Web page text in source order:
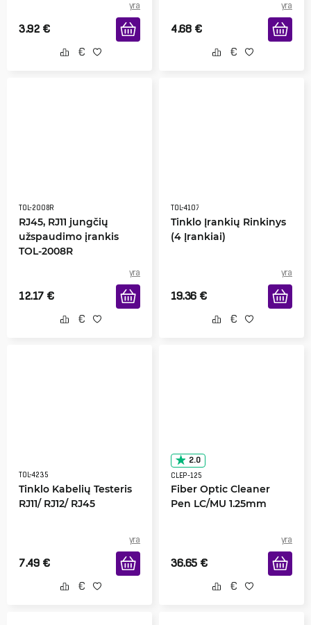
yra
3.92 €
yra
4.68 €
TOL-2008R
RJ45, RJ11 jungčių
užspaudimo įrankis
TOL-2008R
yra
12.17 €
TOL-4107
Tinklo Įrankių Rinkinys
(4 Įrankiai)
yra
19.36 €
TOL-4235
Tinklo Kabelių Testeris
RJ11/ RJ12/ RJ45
yra
7.49 €
2.0
CLEP-125
Fiber Optic Cleaner
Pen LC/MU 1.25mm
yra
36.65 €